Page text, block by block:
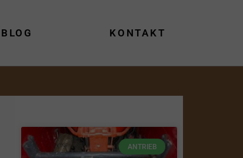
BLOG KONTAKT
ANTRIEB